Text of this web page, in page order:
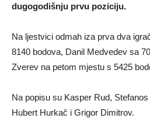
dugogodišnju prvu poziciju.
Na ljestvici odmah iza prva dva
8140 bodova, Danil Medvedev sa
Zverev na petom mjestu s 5425
Na popisu su Kasper Rud,
Hubert Hurkač i Grigor Dimitrov.